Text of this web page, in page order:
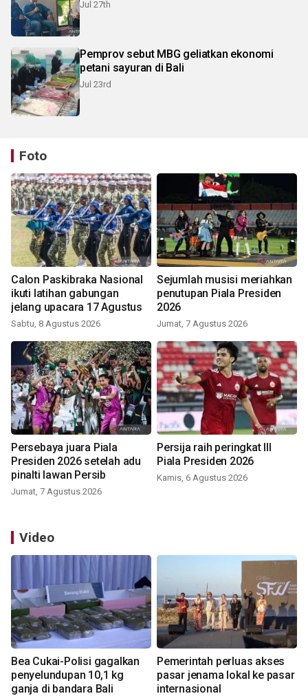
Jul 27th
Pemprov sebut MBG geliatkan ekonomi
petani sayuran di Bali
Jul 23rd
Foto
Calon Paskibraka Nasional
ikuti latihan gabungan
jelang upacara 17 Agustus
Sabtu, 8 Agustus 2026
Sejumlah musisi meriahkan
penutupan Piala Presiden
2026
Jumat, 7 Agustus 2026
Persebaya juara Piala
Presiden 2026 setelah adu
pinalti lawan Persib
Jumat, 7 Agustus 2026
Persija raih peringkat III
Piala Presiden 2026
Kamis, 6 Agustus 2026
Video
Bea Cukai-Polisi gagalkan
penyelundupan 10,1 kg
ganja di bandara Bali
Pemerintah perluas akses
pasar jenama lokal ke pasar
internasional